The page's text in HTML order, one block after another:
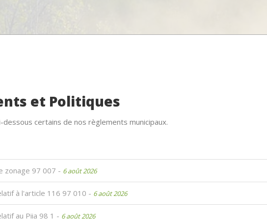
et Politiques
certains de nos règlements municipaux.
zonage 97 007 - 6 août 2026
à l'article 116 97 010 - 6 août 2026
au Piia 98 1 - 6 août 2026